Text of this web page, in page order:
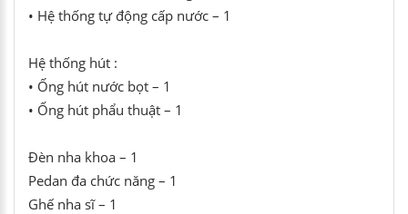
• Hệ thống tự động cấp nước – 1
Hệ thống hút :
• Ống hút nước bọt – 1
• Ống hút phẩu thuật – 1
Đèn nha khoa – 1
Pedan đa chức năng – 1
Ghế nha sĩ – 1